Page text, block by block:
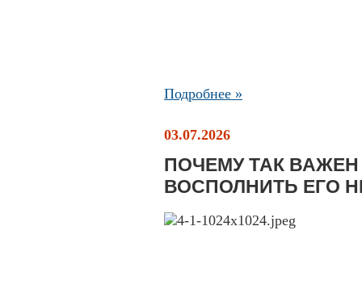
Подробнее »
03.07.2026
ПОЧЕМУ ТАК
ВОСПОЛНИТЬ ЕГО